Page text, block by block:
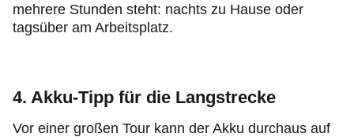
mehrere Stunden steht: nachts zu Hause oder
tagsüber am Arbeitsplatz.
4. Akku-Tipp für die Langstrecke
Vor einer großen Tour kann der Akku durchaus auf